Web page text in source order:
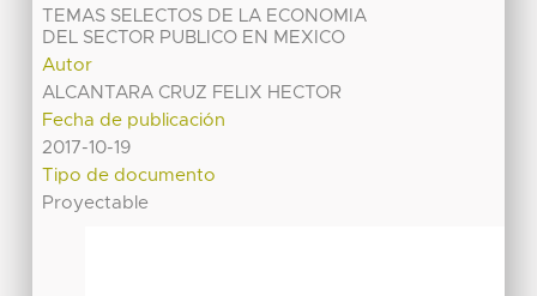
TEMAS SELECTOS DE LA ECONOMIA
DEL SECTOR PUBLICO EN MEXICO
Autor
ALCANTARA CRUZ FELIX HECTOR
Fecha de publicación
2017-10-19
Tipo de documento
Proyectable